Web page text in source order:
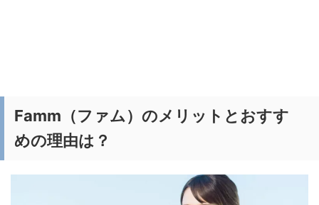
Famm（ファム）のメリットとおすす
めの理由は？